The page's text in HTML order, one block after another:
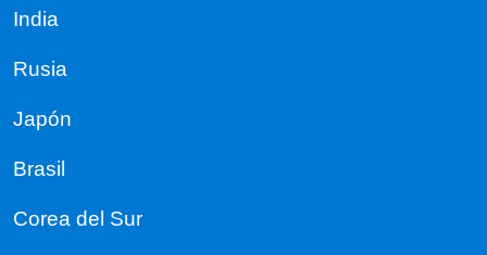
India
Rusia
Japón
Brasil
Corea del Sur